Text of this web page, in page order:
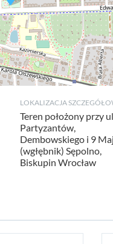
LOKALIZACJA
Teren położony przy
Partyzantów,
Dembowskiego i 9
(wgłębnik) Sępolno,
Biskupin Wrocław